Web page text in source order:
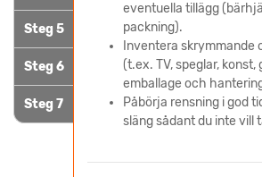
Steg 5
Steg 6
Steg 7
eventuella tillägg
packning).
Inventera skrymmande
(t.ex. TV, speglar, konst,
emballage och
Påbörja rensning i god
släng sådant du inte vill